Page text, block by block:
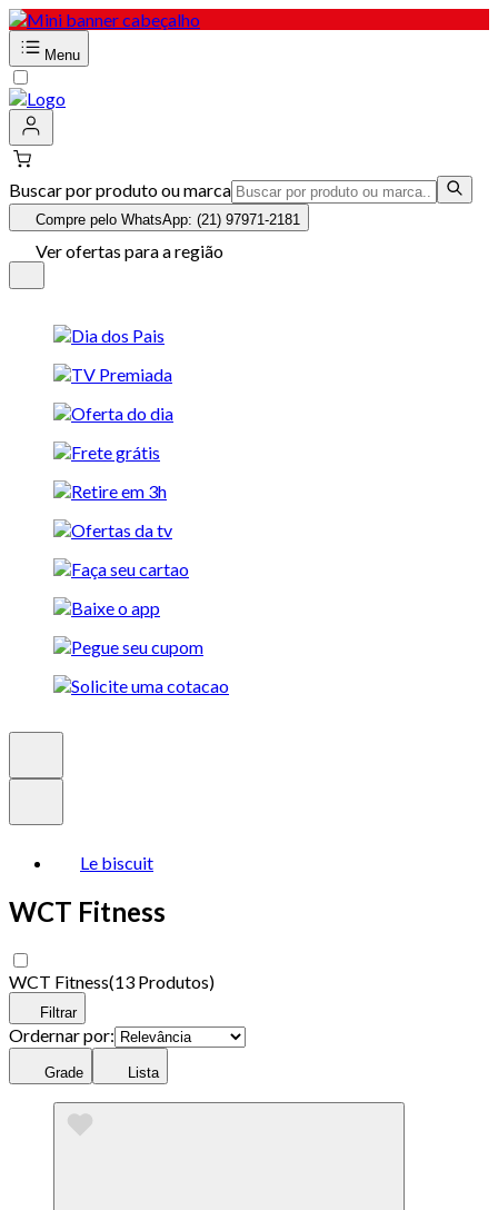
Menu
Buscar por produto ou marca
Compre pelo WhatsApp: (21) 97971-2181
Ver ofertas para a região
Le biscuit
WCT Fitness
WCT Fitness(13 Produtos)
Filtrar
Ordernar por:
Grade Lista